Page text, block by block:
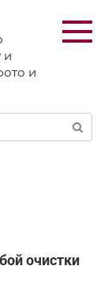
и
и
очистки